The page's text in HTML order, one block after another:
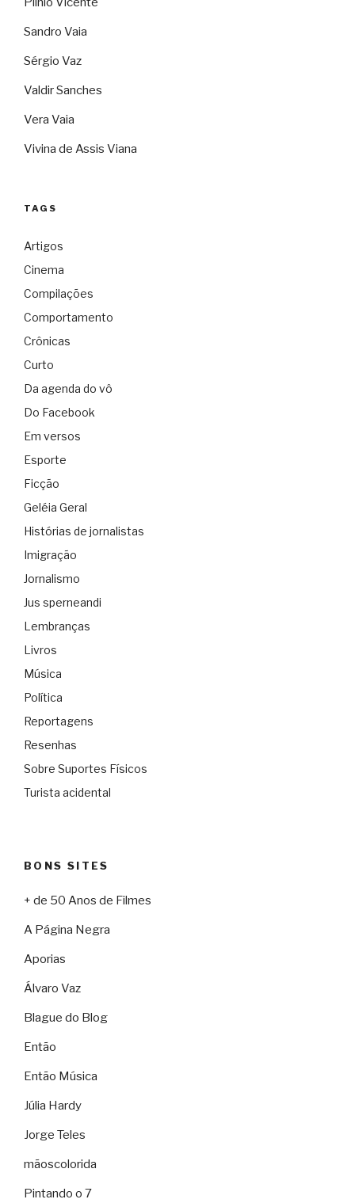
Sandro Vaia
Sérgio Vaz
Valdir Sanches
Vera Vaia
Vivina de Assis Viana
TAGS
Artigos
Cinema
Compilações
Comportamento
Crônicas
Curto
Da agenda do vô
Do Facebook
Em versos
Esporte
Ficção
Geléia Geral
Histórias de jornalistas
Imigração
Jornalismo
Jus sperneandi
Lembranças
Livros
Música
Política
Reportagens
Resenhas
Sobre Suportes Físicos
Turista acidental
BONS SITES
+ de 50 Anos de Filmes
A Página Negra
Aporias
Álvaro Vaz
Blague do Blog
Então
Então Música
Júlia Hardy
Jorge Teles
mãoscolorida
Pintando o 7